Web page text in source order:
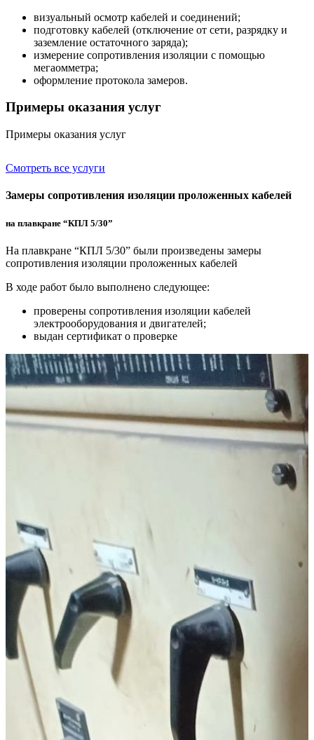
визуальный осмотр кабелей и соединений;
подготовку кабелей (отключение от сети, разрядку и
заземление остаточного заряда);
измерение сопротивления изоляции с помощью
мегаомметра;
оформление протокола замеров.
Примеры оказания услуг
Примеры оказания услуг
Смотреть все услуги
Замеры сопротивления изоляции проложенных кабелей
на плавкране “КПЛ 5/30”
На плавкране “КПЛ 5/30” были произведены замеры
сопротивления изоляции проложенных кабелей
В ходе работ было выполнено следующее:
проверены сопротивления изоляции кабелей
электрооборудования и двигателей;
выдан сертификат о проверке